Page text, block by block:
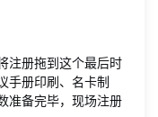
注册拖到这个最后时
手册印刷、名卡制
准备完毕，现场注册